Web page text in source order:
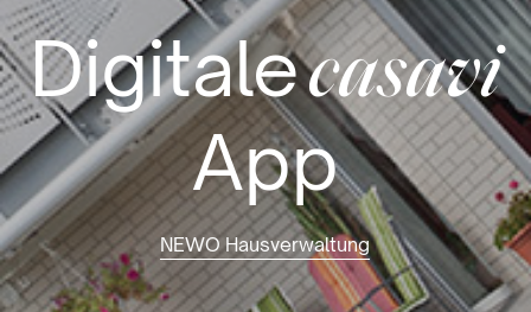
Digitalecasavi
App
NEWO Hausverwaltung